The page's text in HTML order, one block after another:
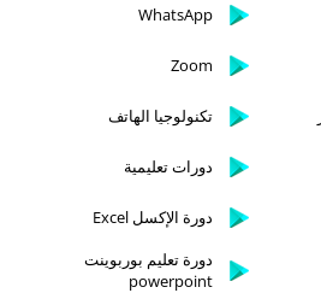
WhatsApp
Zoom
تكنولوجيا الهاتف
دورات تعليمية
دورة الإكسل Excel
دورة تعليم بوربوينت
powerpoint